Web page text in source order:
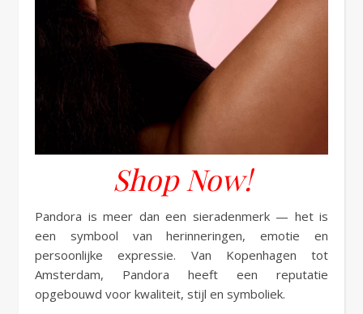
Shop Now!
Pandora is meer dan een sieradenmerk — het is
een symbool van herinneringen, emotie en
persoonlijke expressie. Van Kopenhagen tot
Amsterdam, Pandora heeft een reputatie
opgebouwd voor kwaliteit, stijl en symboliek.